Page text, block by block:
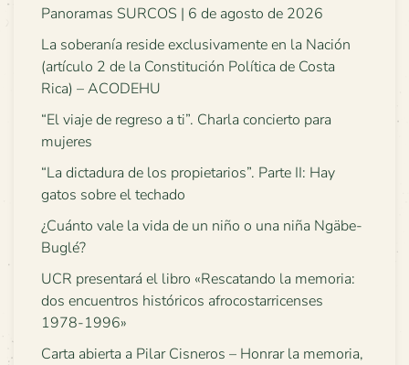
Panoramas SURCOS | 6 de agosto de 2026
La soberanía reside exclusivamente en la Nación
(artículo 2 de la Constitución Política de Costa
Rica) – ACODEHU
“El viaje de regreso a ti”. Charla concierto para
mujeres
“La dictadura de los propietarios”. Parte II: Hay
gatos sobre el techado
¿Cuánto vale la vida de un niño o una niña Ngäbe-
Buglé?
UCR presentará el libro «Rescatando la memoria:
dos encuentros históricos afrocostarricenses
1978-1996»
Carta abierta a Pilar Cisneros – Honrar la memoria,